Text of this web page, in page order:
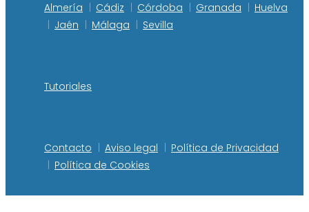
Almería Cádiz Córdoba Granada
Huelva
Jaén
Málaga Sevilla
Tutoriales
Contacto Aviso legal
Política de Privacidad
Política de Cookies